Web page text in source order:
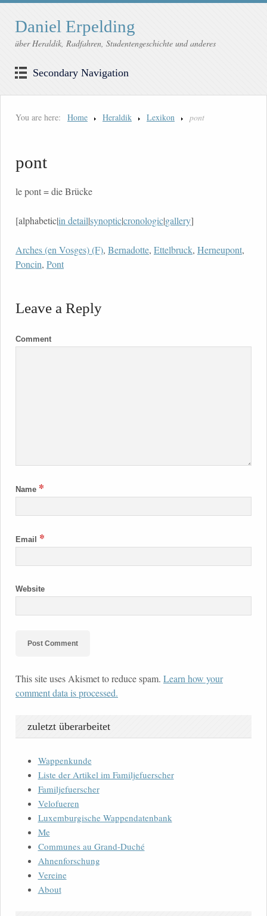
Daniel Erpelding
über Heraldik, Radfahren, Studentengeschichte und anderes
Secondary Navigation
You are here: Home Heraldik Lexikon pont
pont
le pont = die Brücke
[alphabetic|in detail|synoptic|cronologic|gallery]
Arches (en Vosges) (F), Bernadotte, Ettelbruck, Herneupont,
Poncin, Pont
Leave a Reply
Comment
Name *
Email *
Website
This site uses Akismet to reduce spam. Learn how your
comment data is processed.
zuletzt überarbeitet
Wappenkunde
Liste der Artikel im Familjefuerscher
Familjefuerscher
Velofueren
Luxemburgische Wappendatenbank
Me
Communes au Grand-Duché
Ahnenforschung
Vereine
About